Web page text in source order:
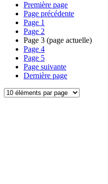
Première page
Page précédente
Page 1
Page 2
Page 3 (page actuelle)
Page 4
Page 5
Page suivante
Dernière page